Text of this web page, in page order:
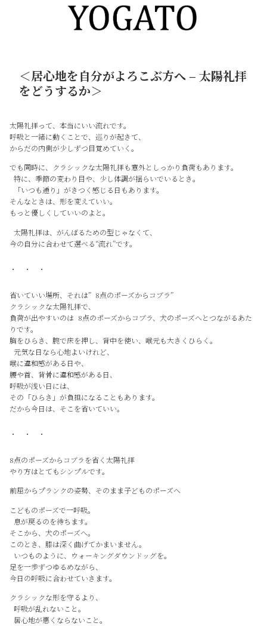
＜居心地を自分がよろこぶ方へ – 太陽礼拝
をどうするか＞
太陽礼拝って、本当にいい流れです。
呼吸と一緒に動くことで、巡りが起きて、
からだの内側が少しずつ目覚めていく。
でも同時に、クラシックな太陽礼拝も意外としっかり負荷もあります。
特に、季節の変わり目や、少し体調が揺らいでいるとき。
「いつも通り」がきつく感じる日もあります。
そんなときは、形を変えていい。
もっと優しくしていいのよと。
太陽礼拝は、がんばるための型じゃなくて、
今の自分に合わせて選べる“流れ”です。
・ ・ ・
省いていい場所、それは” 8点のポーズからコブラ”
クラシックな太陽礼拝で、
負荷が出やすいのは 8点のポーズからコブラ、犬のポーズへとつながるあた
りです。
胸をひらき、腕で床を押し、背中を使い、喉元も大きくひらく。
元気な日なら心地よいけれど、
喉に違和感がある日や、
腰や首、背骨に違和感がある日、
呼吸が浅い日には、
その「ひらき」が負担になることもあります。
だから今日は、そこを省いていい。
・ ・ ・
8点のポーズからコブラを省く太陽礼拝
やり方はとてもシンプルです。
前屈からプランクの姿勢、そのまま子どものポーズへ
こどものポーズで一呼吸。
息が戻るのを待ちます。
そこから、犬のポーズへ。
このとき、膝は深く曲げてかまいません。
いつものように、ウォーキングダウンドッグを。
足を一歩ずつゆるめながら、
今日の呼吸に合わせていきます。
クラシックな形を守るより、
呼吸が乱れないこと。
居心地が悪くならないこと。